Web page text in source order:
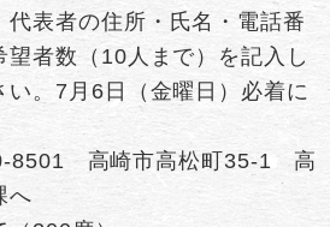
代表者の住所・氏名・電話番
望者数（10人まで）を記入し
い。7月6日（金曜日）必着に
8501 高崎市高松町35-1 高
へ